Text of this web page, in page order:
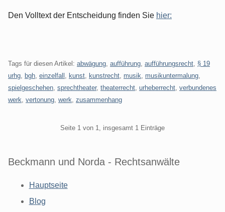
Den Volltext der Entscheidung finden Sie hier:
Tags für diesen Artikel: abwägung aufführung aufführungsrecht § 19
urhg
bgh einzelfall kunst kunstrecht musik musikuntermalung
spielgeschehen sprechtheater, theaterrecht urheberrecht verbundenes
werk vertonung werk zusammenhang
Seite 1 von 1, insgesamt 1 Einträge
Beckmann und Norda - Rechtsanwälte
Hauptseite
Blog